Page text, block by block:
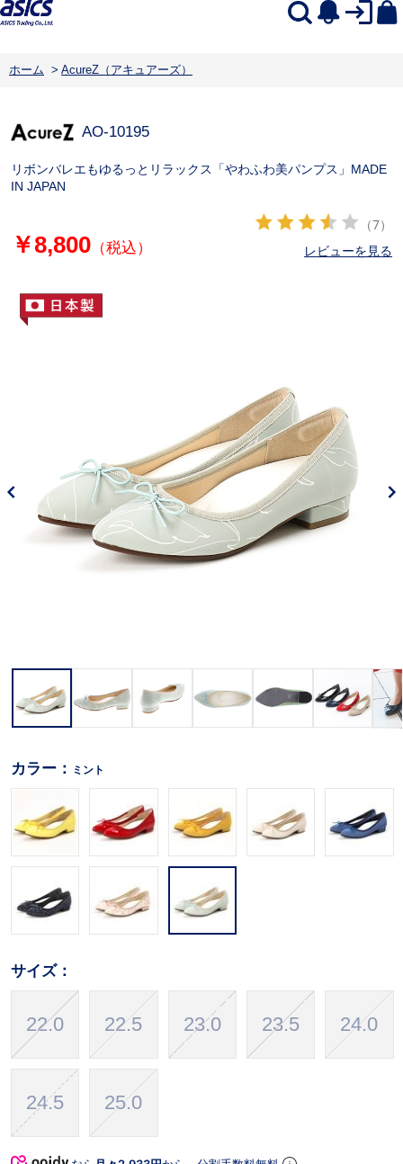
ホーム > AcureZ（アキュアーズ）
AO-10195
リボンバレエもゆるっとリラックス「やわふわ美パンプス」MADE
IN JAPAN
￥8,800（税込）
（7）
レビューを見る
カラー： ミント
サイズ：
22.0 22.5 23.0 23.5 24.0
24.5 25.0